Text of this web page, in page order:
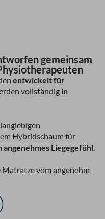
gemeinsam
entwickelt für
vollständig in
Hybridschaum für
Liegegefühl.
vom angenehm